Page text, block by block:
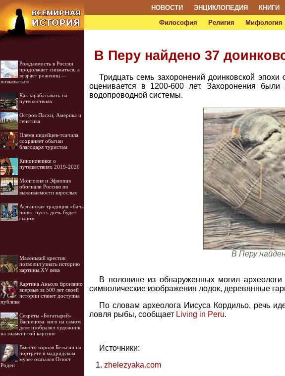
НОВОСТИ ЭНЦИКЛОПЕДИЯ КНИГИ
Философия
Религия Мифология
Рождаемость в России
продолжает снижаться, а
возраст рожениц —
повышаться
Как зарабатывать на
путешествиях
Остров Пасхи, Америка и
генетика
Племя индейцев-тсачила
сохраняет обычаи
благодаря туристам
Киноновинки о
путешествиях 2019-2020
Монголия и Эфиопия
обогнали Россию по
выживаемости взрослых
Афганская традиция «бача
пош»: пусть дочь будет
сыном
Маленький крестик
позволил узнать историю
картины XV века
Картина Аньоло Бронзино
впервые за 500 лет своей
истории станет доступна
публике
Секреты «Богатырей»
Васнецова: кого на самом
деле изобразил художник
на знаменитой картине
Вместо короля Бельгии на
портрете в мадридском
музее оказался Огюст
Роден
В Перу найдено 37
Тридцать семь захоронений доинковской
оценивается в 1200-600 лет. Захоронения
водопроводной системы.
В Перу
В половине из обнаруженных могил
символические изображения лодок, деревянные
По словам археолога Иисуса Кордильо, речь
ловля рыбы, сообщает Living in Peru.
Источники:
zhelezyaka.com